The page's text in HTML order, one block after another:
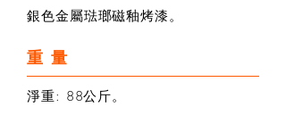
銀色金屬琺瑯磁釉烤漆。
重量
淨重: 88公斤。